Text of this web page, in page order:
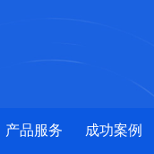
产品服务 成功案例